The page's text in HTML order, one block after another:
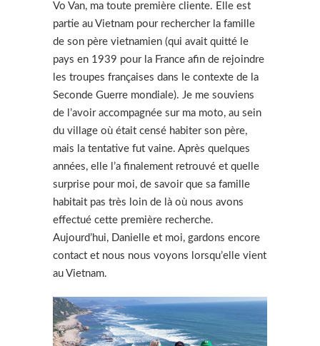
Vo Van, ma toute première cliente. Elle est
partie au Vietnam pour rechercher la famille
de son père vietnamien (qui avait quitté le
pays en 1939 pour la France afin de rejoindre
les troupes françaises dans le contexte de la
Seconde Guerre mondiale). Je me souviens
de l’avoir accompagnée sur ma moto, au sein
du village où était censé habiter son père,
mais la tentative fut vaine. Après quelques
années, elle l’a finalement retrouvé et quelle
surprise pour moi, de savoir que sa famille
habitait pas très loin de là où nous avons
effectué cette première recherche.
Aujourd’hui, Danielle et moi, gardons encore
contact et nous nous voyons lorsqu’elle vient
au Vietnam.